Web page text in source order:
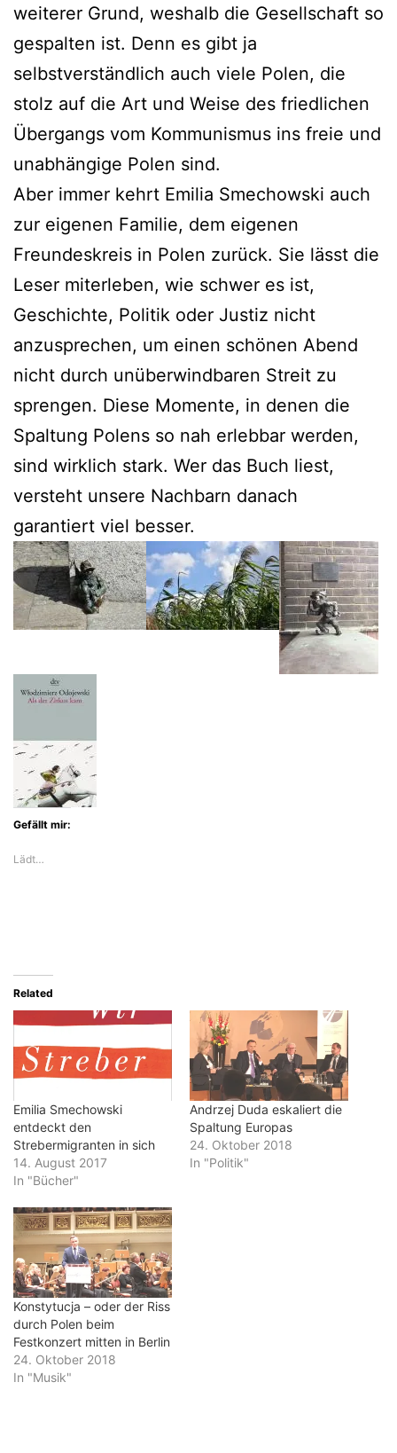
weiterer Grund, weshalb die Gesellschaft so
gespalten ist. Denn es gibt ja
selbstverständlich auch viele Polen, die
stolz auf die Art und Weise des friedlichen
Übergangs vom Kommunismus ins freie und
unabhängige Polen sind.
Aber immer kehrt Emilia Smechowski auch
zur eigenen Familie, dem eigenen
Freundeskreis in Polen zurück. Sie lässt die
Leser miterleben, wie schwer es ist,
Geschichte, Politik oder Justiz nicht
anzusprechen, um einen schönen Abend
nicht durch unüberwindbaren Streit zu
sprengen. Diese Momente, in denen die
Spaltung Polens so nah erlebbar werden,
sind wirklich stark. Wer das Buch liest,
versteht unsere Nachbarn danach
garantiert viel besser.
Gefällt mir:
Lädt…
Related
Emilia Smechowski
entdeckt den
Strebermigranten in sich
14. August 2017
In "Bücher"
Andrzej Duda eskaliert die
Spaltung Europas
24. Oktober 2018
In "Politik"
Konstytucja – oder der Riss
durch Polen beim
Festkonzert mitten in Berlin
24. Oktober 2018
In "Musik"